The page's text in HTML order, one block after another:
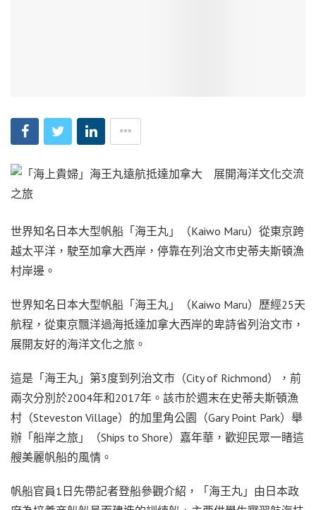
世界知名日本大型帆船「海王丸」（Kaiwo Maru）從東京跨
越太平洋，駛至加拿大西岸，停靠在列治文市史蒂夫斯頓漁
村岸邊。
世界知名日本大型帆船「海王丸」（Kaiwo Maru）歷經25天
航程，從東京飄洋過海抵達加拿大西岸的卑詩省列治文市，
展開友好的海洋文化之旅。
這是「海王丸」第3度到列治文市（City of Richmond），前
兩次分別於2004年和2017年。該市於週末在史蒂夫斯頓漁
村（Steveston Village）的加里角公園（Gary Point Park）舉
辦「船岸之旅」（Ships to Shore）嘉年華，歡迎民眾一睹這
艘美麗帆船的風情。
帆船官員1日先帶記者登船參觀介紹，「海王丸」由日本政